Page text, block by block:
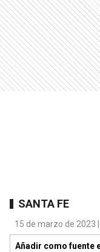
SANTA FE
15 de marzo de 2023
Añadir como fuente